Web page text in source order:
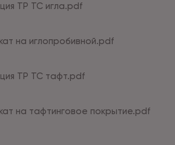
ТР ТС игла.pdf
на иглопробивной.pdf
ТР ТС тафт.pdf
на тафтинговое покрытие.pdf